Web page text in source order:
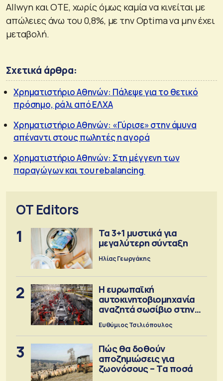
Allwyn και ΟΤΕ, χωρίς όμως καμία να κινείται με
απώλειες άνω του 0,8%, με την Optima να μην έχει
μεταβολή.
Σχετικά άρθρα:
Χρηματιστήριο Αθηνών: Πάλεψε για το θετικό
πρόσημο, ράλι από ΕΛΧΑ
Χρηματιστήριο Αθηνών: «Γύρισε» στην άμυνα
απέναντι στους πωλητές η αγορά
Χρηματιστήριο Αθηνών: Στη μέγγενη των
παραγώγων και του rebalancing
OT Editors
1
Τα 3+1 μυστικά για
μεγαλύτερη σύνταξη
Ηλίας Γεωργάκης
2
Η ευρωπαϊκή
αυτοκινητοβιομηχανία
αναζητά σωσίβιο στην
Κίνα
Ευθύμιος Τσιλιόπουλος
3
Πώς θα δοθούν
αποζημιώσεις για
ζωονόσους – Τα ποσά